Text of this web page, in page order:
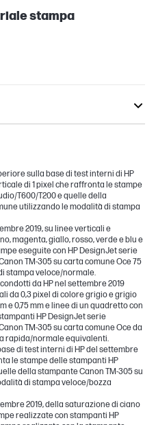
stampa
sulla base di test interni di HP
di 1 pixel che raffronta le stampe
T600/T200 e quelle della
utilizzando le modalità di stampa
2019, su linee verticali e
magenta, giallo, rosso, verde e blu e
eseguite con HP DesignJet serie
TM-305 su carta comune Oce 75
stampa veloce/normale.
da HP nel settembre 2019
da 0,3 pixel di colore grigio e grigio
e 0,75 mm e linee di un quadretto con
HP DesignJet serie
TM-305 su carta comune Oce da
rapida/normale equivalenti.
di test interni di HP del settembre
le stampe delle stampanti HP
della stampante Canon TM-305 su
di stampa veloce/bozza
2019, della saturazione di ciano
realizzate con stampanti HP